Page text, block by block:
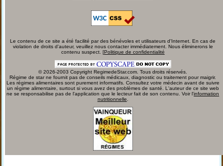
Le contenu de ce site a été facilité par des bénévoles et utilisateurs d'Internet. En cas de
violation de droits d'auteur, veuillez nous contacter immédiatement. Nous éliminerons le
contenu suspect. [Politique de confidentialité
© 2026-2003 Copyright RegimedeStar.com. Tous droits réservés.
Régime de star ne fournit pas de conseils médicaux, diagnostic ou traitement pour maigrir.
Les régimes alimentaires sont purement informatifs. Consultez votre médecin avant de suivre
un régime alimentaire, surtout si vous avez des problèmes de santé. L'auteur de ce site web
ne se responsabilise pas de l'application que le lecteur fait de son contenu. Voir l'information
nutritionnelle